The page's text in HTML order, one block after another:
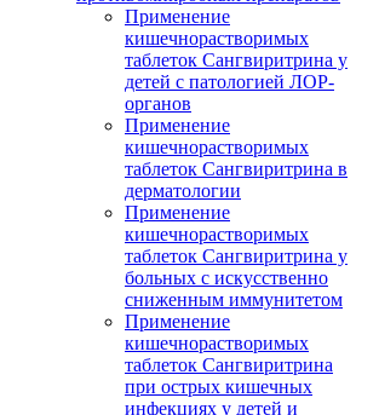
Применение
кишечнорастворимых
таблеток Сангвиритрина у
детей с патологией ЛОР-
органов
Применение
кишечнорастворимых
таблеток Сангвиритрина в
дерматологии
Применение
кишечнорастворимых
таблеток Сангвиритрина у
больных с искусственно
сниженным иммунитетом
Применение
кишечнорастворимых
таблеток Сангвиритрина
при острых кишечных
инфекциях у детей и